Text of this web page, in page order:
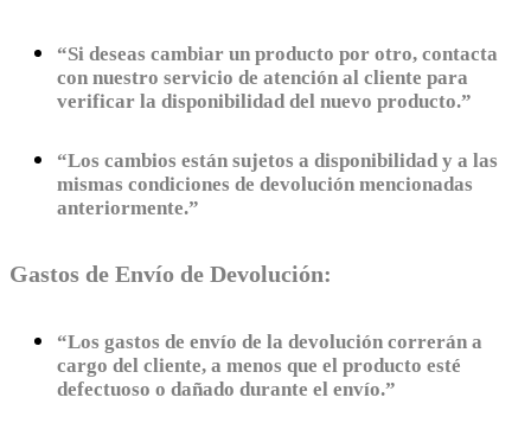
“Si deseas cambiar un producto por otro, contacta
con nuestro servicio de atención al cliente para
verificar la disponibilidad del nuevo producto.”
“Los cambios están sujetos a disponibilidad y a las
mismas condiciones de devolución mencionadas
anteriormente.”
Gastos de Envío de Devolución:
“Los gastos de envío de la devolución correrán a
cargo del cliente, a menos que el producto esté
defectuoso o dañado durante el envío.”